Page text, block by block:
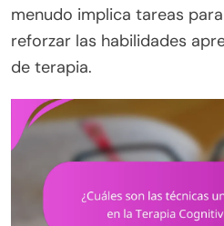
menudo implica tareas
reforzar las habilidades
de terapia.